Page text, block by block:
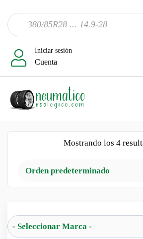
Iniciar sesión
Cuenta
Mostrando los 4